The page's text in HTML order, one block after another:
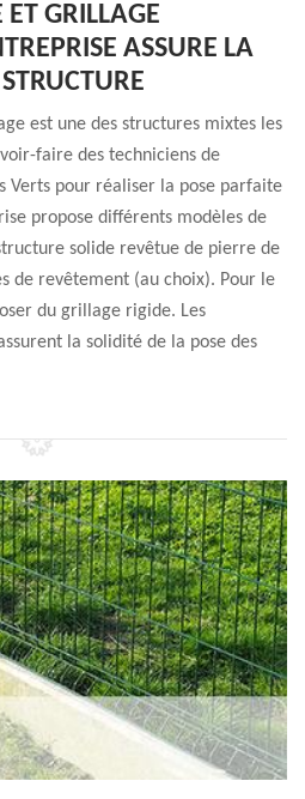
ET GRILLAGE
ASSURE LA
est une des structures mixtes les
faire des techniciens de
Verts pour réaliser la pose parfaite
propose différents modèles de
solide revêtue de pierre de
de revêtement (au choix). Pour le
du grillage rigide. Les
la solidité de la pose des